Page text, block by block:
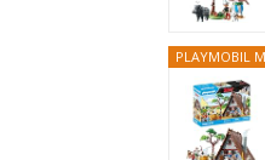
PLAYMOBIL